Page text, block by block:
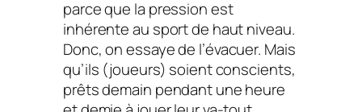
parce que la pression est
inhérente au sport de haut niveau.
Donc, on essaye de l’évacuer. Mais
qu’ils (joueurs) soient conscients,
prêts demain pendant une heure